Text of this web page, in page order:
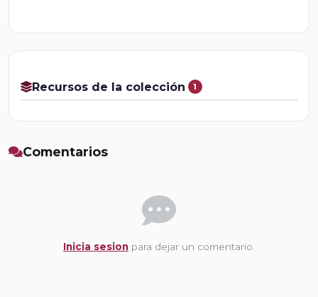
Recursos de la colección 1
Comentarios
Inicia sesion para dejar un comentario.